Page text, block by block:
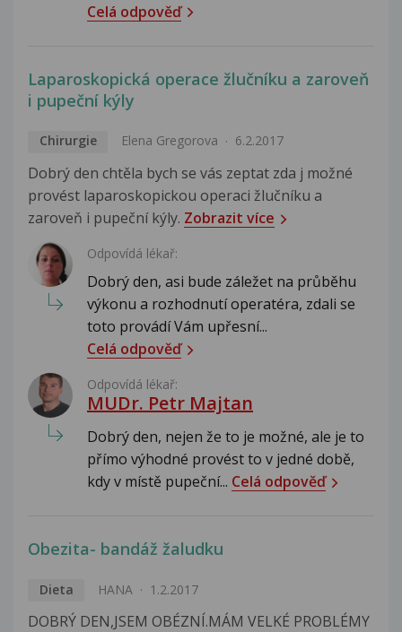
Celá odpověď
Laparoskopická operace žlučníku a zaroveň
i pupeční kýly
Chirurgie Elena Gregorova 6.2.2017
Dobrý den chtěla bych se vás zeptat zda j možné
provést laparoskopickou operaci žlučníku a
zaroveň i pupeční kýly. Zobrazit více
Odpovídá lékař:
Dobrý den, asi bude záležet na průběhu
výkonu a rozhodnutí operatéra, zdali se
toto provádí Vám upřesní...
Celá odpověď
Odpovídá lékař:
MUDr. Petr Majtan
Dobrý den, nejen že to je možné, ale je to
přímo výhodné provést to v jedné době,
kdy v místě pupeční... Celá odpověď
Obezita- bandáž žaludku
Dieta HANA 1.2.2017
DOBRÝ DEN,JSEM OBÉZNÍ.MÁM VELKÉ PROBLÉMY